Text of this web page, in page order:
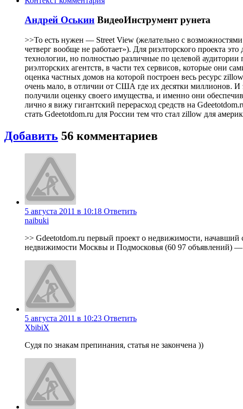
Андрей Оськин ВидеоИнструмент рунета
>>То есть нужен — Street View (желательно с
четверг вообще не работает»). Для риэлторского проекта
технологии, но полностью различные по целевой
риэлторских агентств, в части тех сервисов, которые они
оценка частных домов на которой построен весь ресурс
очень мало, в отличии от США где их десятки миллионов. И
получили оценку своего имущества, и именно они
лично я вижу гигантский перерасход средств на
стать Gdeetotdom.ru для России тем что стал zillow для
Добавить 56 комментариев
5 августа 2011 в 10:18 Ответить
naibuki
>> Gdeetotdom.ru первый проект о недвижимости,
недвижимости Москвы и Подмосковья (60 97 объявлений)
5 августа 2011 в 10:23 Ответить
XbibiX
Судя по знакам препинания, статья не закончена ))